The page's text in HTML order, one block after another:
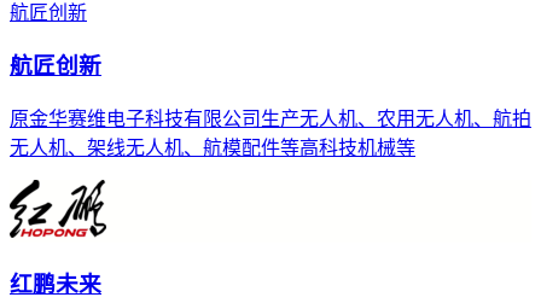
航匠创新
航匠创新
原金华赛维电子科技有限公司生产无人机、农用无人机、航拍
无人机、架线无人机、航模配件等高科技机械等
红鹏未来